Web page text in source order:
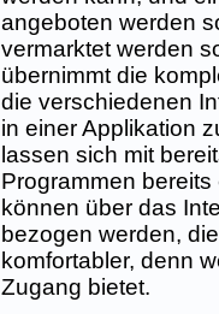
angeboten werden
vermarktet werden
übernimmt die
die verschiedenen
in einer Applikation
lassen sich mit
Programmen
können über das
bezogen werden,
komfortabler, denn
Zugang bietet.